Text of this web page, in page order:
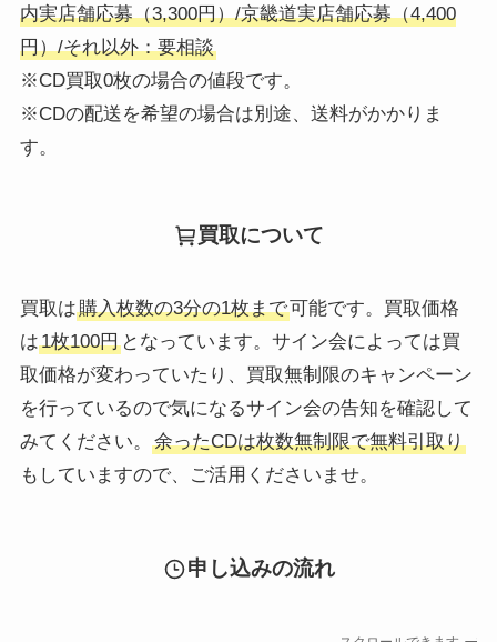
内実店舗応募（3,300円）/京畿道実店舗応募（4,400
円）/それ以外：要相談
※CD買取0枚の場合の値段です。
※CDの配送を希望の場合は別途、送料がかかりま
す。
買取について
買取は購入枚数の3分の1枚まで可能です。買取価格
は1枚100円となっています。サイン会によっては買
取価格が変わっていたり、買取無制限のキャンペーン
を行っているので気になるサイン会の告知を確認して
みてください。
余ったCDは枚数無制限で無料引取り
もしていますので、ご活用くださいませ。
申し込みの流れ